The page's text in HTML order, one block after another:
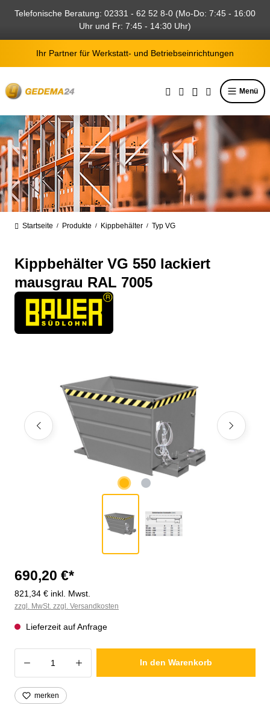
springen
Telefonische Beratung: 02331 - 62 52 8-0 (Mo-Do: 7:45 - 16:00
Uhr und Fr: 7:45 - 14:30 Uhr)
Ihr Partner für Werkstatt- und Betriebseinrichtungen
Menü
Startseite / Produkte / Kippbehälter / Typ VG
Kippbehälter VG 550 lackiert
mausgrau RAL 7005
690,20 €*
821,34 € inkl. Mwst.
zzgl. MwSt. zzgl. Versandkosten
Lieferzeit auf Anfrage
Produkt Anzahl: Gib den gewünschten
In den Warenkorb
merken